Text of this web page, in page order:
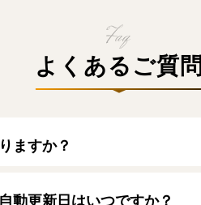
よくあるご質問
ますか？
動更新日はいつですか？